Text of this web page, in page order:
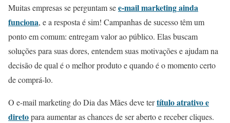
Muitas empresas se perguntam see-mail marketing ainda
funciona, e a resposta é sim! Campanhas de sucesso têm um
ponto em comum: entregam valor ao público. Elas buscam
soluções para suas dores, entendem suas motivações e ajudam na
decisão de qual é o melhor produto e quando é o momento certo
de comprá-lo.
O e-mail marketing do Dia das Mães deve tertítulo atrativo e
diretopara aumentar as chances de ser aberto e receber cliques.